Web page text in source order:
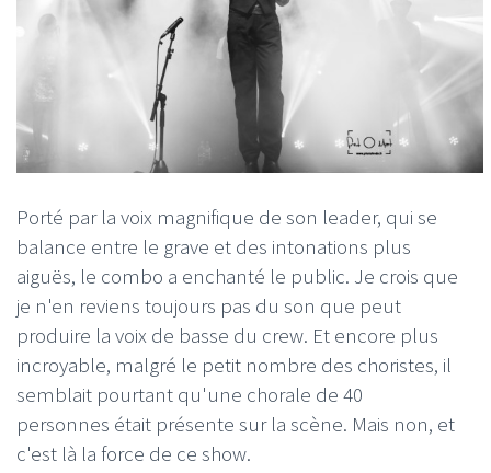
Porté par la voix magnifique de son leader, qui se
balance entre le grave et des intonations plus
aiguës, le combo a enchanté le public. Je crois que
je n'en reviens toujours pas du son que peut
produire la voix de basse du crew. Et encore plus
incroyable, malgré le petit nombre des choristes, il
semblait pourtant qu'une chorale de 40
personnes était présente sur la scène. Mais non, et
c'est là la force de ce show.